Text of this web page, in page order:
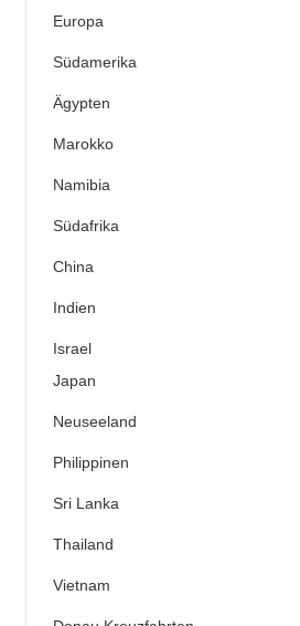
Europa
Südamerika
Ägypten
Marokko
Namibia
Südafrika
China
Indien
Israel
Japan
Neuseeland
Philippinen
Sri Lanka
Thailand
Vietnam